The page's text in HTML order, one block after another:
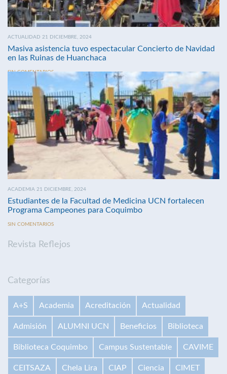
ACTUALIDAD 21 DICIEMBRE, 2024
Masiva asistencia tuvo espectacular Concierto de Navidad
en las Ruinas de Huanchaca
SIN COMENTARIOS
ACADEMIA 21 DICIEMBRE, 2024
Estudiantes de la Facultad de Medicina UCN fortalecen
Programa Campeones para Coquimbo
SIN COMENTARIOS
Revista Reflejos
Categorías
A+S Academia Acreditación Actualidad
Admisión ALUMNI UCN Beneficios Biblioteca
Biblioteca Coquimbo Campus Sustentable CAVIME
CEITSAZA Chela Lira CIAP Ciencia CIMET